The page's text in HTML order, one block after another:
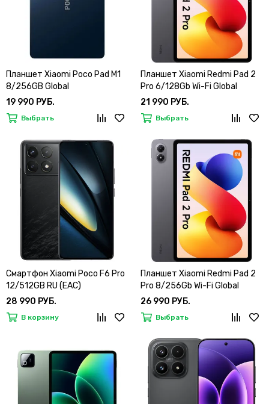
Планшет Xiaomi Poco Pad M1
8/256GB Global
19 990 РУБ.
Выбрать
Планшет Xiaomi Redmi Pad 2
Pro 6/128Gb Wi-Fi Global
21 990 РУБ.
Выбрать
Смартфон Xiaomi Poco F6 Pro
12/512GB RU (EAC)
28 990 РУБ.
В корзину
Планшет Xiaomi Redmi Pad 2
Pro 8/256Gb Wi-Fi Global
26 990 РУБ.
Выбрать